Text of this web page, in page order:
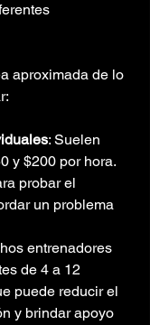
aproximada de lo
: Suelen
y $200 por hora.
probar el
un problema
entrenadores
de 4 a 12
puede reducir el
y brindar apoyo